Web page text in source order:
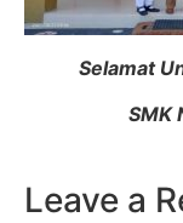
Selamat
SMK
Leave a